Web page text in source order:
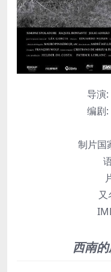
导演:
编剧:
制片国
又
西南